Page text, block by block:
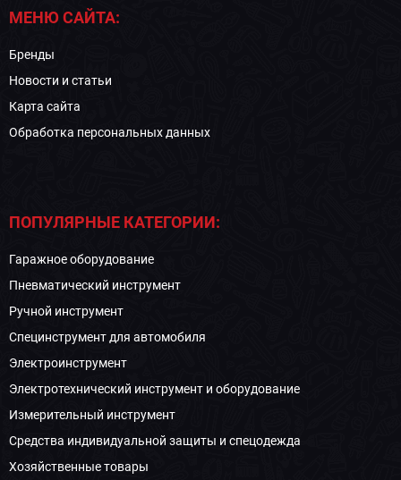
МЕНЮ САЙТА:
Бренды
Новости и статьи
Карта сайта
Обработка персональных данных
ПОПУЛЯРНЫЕ КАТЕГОРИИ:
Гаражное оборудование
Пневматический инструмент
Ручной инструмент
Специнструмент для автомобиля
Электроинструмент
Электротехнический инструмент и оборудование
Измерительный инструмент
Средства индивидуальной защиты и спецодежда
Хозяйственные товары